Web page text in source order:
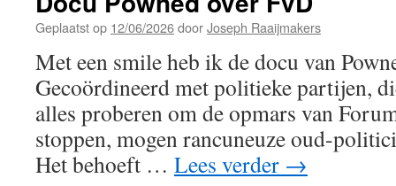
Geplaatst op 12/06/2026doorJoseph Raaijmakers
Met een smile heb ik de docu van
Gecoördineerd met politieke partijen,
alles proberen om de opmars van
stoppen, mogen rancuneuze oud-
Het behoeft … Lees verder →